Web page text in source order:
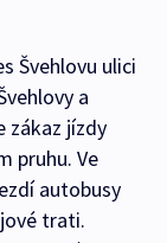
Švehlovu ulici
a
zákaz jízdy
pruhu. Ve
autobusy
trati.